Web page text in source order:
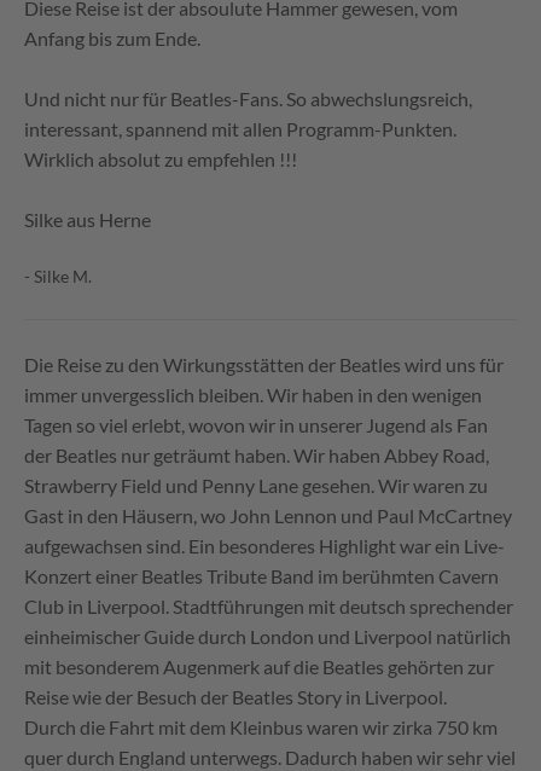
Diese Reise ist der absoulute Hammer gewesen, vom
Anfang bis zum Ende.
Und nicht nur für Beatles-Fans. So abwechslungsreich,
interessant, spannend mit allen Programm-Punkten.
Wirklich absolut zu empfehlen !!!
Silke aus Herne
- Silke M.
Die Reise zu den Wirkungsstätten der Beatles wird uns für
immer unvergesslich bleiben. Wir haben in den wenigen
Tagen so viel erlebt, wovon wir in unserer Jugend als Fan
der Beatles nur geträumt haben. Wir haben Abbey Road,
Strawberry Field und Penny Lane gesehen. Wir waren zu
Gast in den Häusern, wo John Lennon und Paul McCartney
aufgewachsen sind. Ein besonderes Highlight war ein Live-
Konzert einer Beatles Tribute Band im berühmten Cavern
Club in Liverpool. Stadtführungen mit deutsch sprechender
einheimischer Guide durch London und Liverpool natürlich
mit besonderem Augenmerk auf die Beatles gehörten zur
Reise wie der Besuch der Beatles Story in Liverpool.
Durch die Fahrt mit dem Kleinbus waren wir zirka 750 km
quer durch England unterwegs. Dadurch haben wir sehr viel